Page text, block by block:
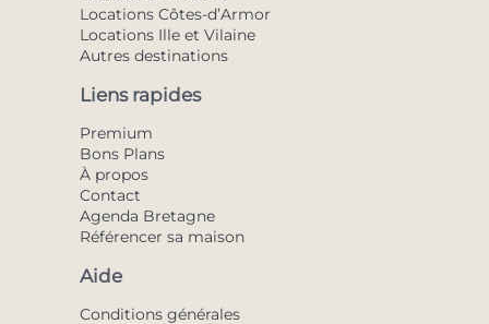
Locations Côtes-d’Armor
Locations Ille et Vilaine
Autres destinations
Liens rapides
Premium
Bons Plans
À propos
Contact
Agenda Bretagne
Référencer sa maison
Aide
Conditions générales